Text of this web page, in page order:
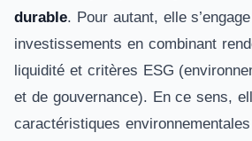
durable. Pour autant, elle
investissements en combinant
liquidité et critères ESG
et de gouvernance). En ce sens,
caractéristiques